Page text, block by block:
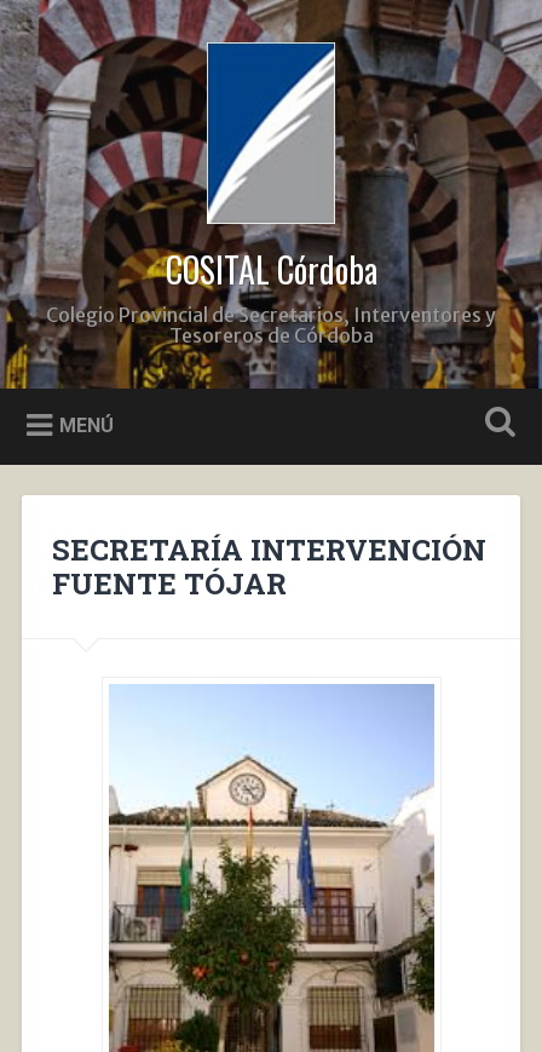
Saltar
al
contenido
Buscar
COSITAL Córdoba
Colegio Provincial de Secretarios, Interventores y
Tesoreros de Córdoba
MENÚ
SECRETARÍA INTERVENCIÓN
FUENTE TÓJAR